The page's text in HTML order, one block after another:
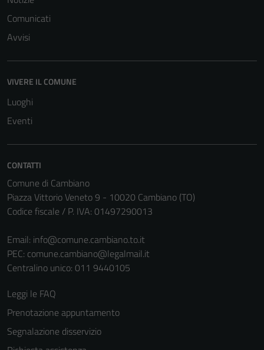
Comunicati
Avvisi
VIVERE IL COMUNE
Luoghi
Eventi
CONTATTI
Comune di Cambiano
Piazza Vittorio Veneto 9 - 10020 Cambiano (TO)
Codice fiscale / P. IVA: 01497290013
Email: info@comune.cambiano.to.it
PEC: comune.cambiano@legalmail.it
Centralino unico: 011 9440105
Leggi le FAQ
Prenotazione appuntamento
Segnalazione disservizio